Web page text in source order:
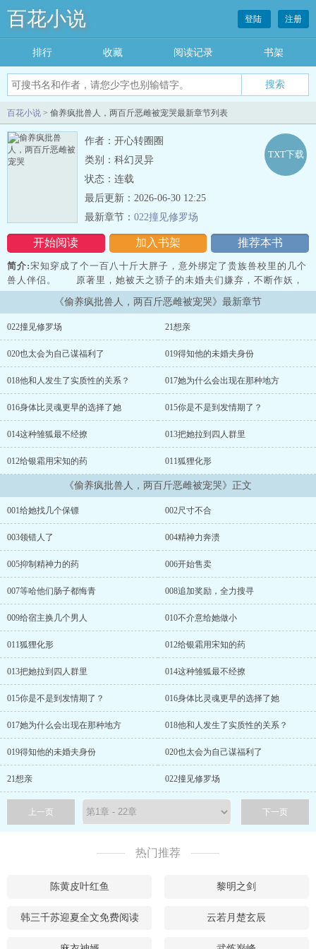
百花小说 登陆 注册
排行 收藏 阅读记录 书架
百花小说 > 偷养疯批兽人，两百斤恶雌被宠哭最新章节列表
作者：开心转圈圈
类别：科幻灵异
状态：连载
开始阅读 加入书架 推荐本书
TXT下载
最后更新：2026-06-30 12:25
最新章节： 022撞见修罗场
简介:宋知穿成了个一百八十斤大胖子，意外绑定了贵族兽校里的几个
兽人伴侣。 原著里，她被天之骄子的未婚夫们嫌弃，不断作妖，
最后被男主们残忍折磨而死。 卷王系统让她尽快去男主们面前刷
好感，以便尽快瘦身。宋知生无可…
《偷养疯批兽人，两百斤恶雌被宠哭》最新章节
022撞见修罗场 21想亲
020也太会为自己谋福利了 019得知他的未婚夫身份
018他和人发生了实质性的关系？ 017她为什么会出现在那种地方
016身体比灵魂更早的选择了她 015你是不是到发情期了？
014这种雏狐最不经撩 013把她拉到四人群里
012给银霜用宋知的药 011狐狸化形
《偷养疯批兽人，两百斤恶雌被宠哭》正文
001给她找几个保镖 002尺寸不合
003领错人了 004精神力奔溃
005抑制精神力的药 006开始售卖
007等哈他们肠子都悔青 008追加奖励，全力搜寻
009给宿主换几个男人 010不介意给她做小
011狐狸化形 012给银霜用宋知的药
013把她拉到四人群里 014这种雏狐最不经撩
015你是不是到发情期了？ 016身体比灵魂更早的选择了她
017她为什么会出现在那种地方 018他和人发生了实质性的关系？
019得知他的未婚夫身份 020也太会为自己谋福利了
21想亲 022撞见修罗场
上一页 下一页
热门推荐
陈黄皮叶红鱼 黎明之剑
韩三千苏迎夏全文免费阅读 云若月楚玄辰